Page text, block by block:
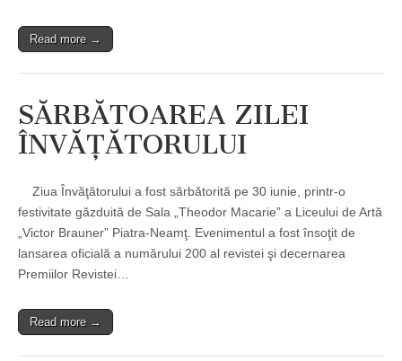
Read more →
SĂRBĂTOAREA ZILEI
ÎNVĂŢĂTORULUI
Ziua Învăţătorului a fost sărbătorită pe 30 iunie, printr-o
festivitate găzduită de Sala „Theodor Macarie” a Liceului de Artă
„Victor Brauner” Piatra-Neamţ. Evenimentul a fost însoţit de
lansarea oficială a numărului 200 al revistei şi decernarea
Premiilor Revistei…
Read more →